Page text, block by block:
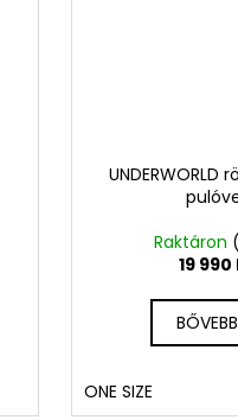
UNDERWORLD
Raktáron
19 990
ONE SIZE